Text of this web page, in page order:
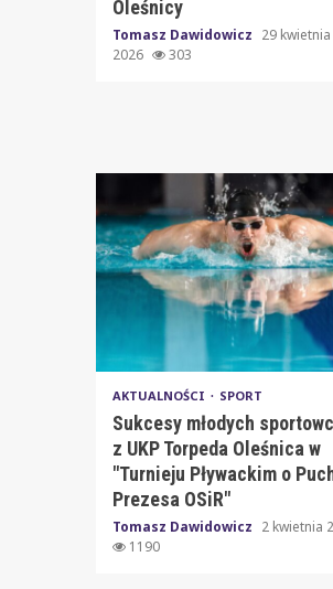
Oleśnicy
Tomasz Dawidowicz 29 kwietnia
2026
303
AKTUALNOŚCI SPORT
Sukcesy młodych
z UKP Torpeda Oleśnica w
"Turnieju Pływackim o
Prezesa OSiR"
Tomasz Dawidowicz 2 kwietnia
1190